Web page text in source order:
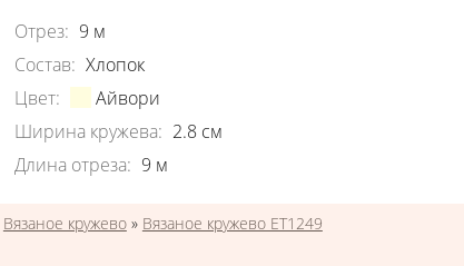
Характеристики
Отрез: 9 м
Состав: Хлопок
Цвет:
Айвори
Ширина кружева: 2.8 см
Длина отреза: 9 м
Вязаное кружево» Вязаное кружево ЕТ1249